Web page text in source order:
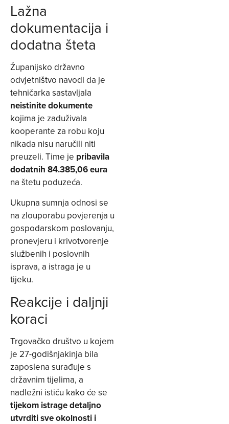
Lažna
dokumentacija i
dodatna šteta
Županijsko državno
odvjetništvo navodi da je
tehničarka sastavljala
neistinite dokumente
kojima je zaduživala
kooperante za robu koju
nikada nisu naručili niti
preuzeli. Time je pribavila
dodatnih 84.385,06 eura
na štetu poduzeća.
Ukupna sumnja odnosi se
na zlouporabu povjerenja u
gospodarskom poslovanju,
pronevjeru i krivotvorenje
službenih i poslovnih
isprava, a istraga je u
tijeku.
Reakcije i daljnji
koraci
Trgovačko društvo u kojem
je 27-godišnjakinja bila
zaposlena surađuje s
državnim tijelima, a
nadležni ističu kako će se
tijekom istrage detaljno
utvrditi sve okolnosti i